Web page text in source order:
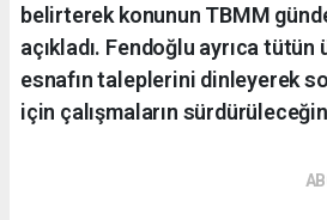
belirterek konunun TBMM
açıkladı. Fendoğlu ayrıca
esnafın taleplerini dinleyerek
için çalışmaların